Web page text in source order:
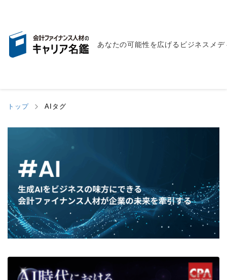
あなたの可能性を広げるビジネスメデ
トップ AIタグ